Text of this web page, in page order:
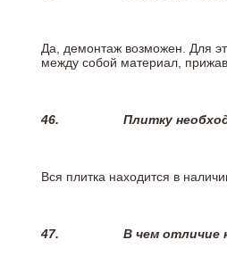
Да, демонтаж возможен. Для
между собой материал,
46. Плитку
Вся плитка находится в
47. В чем отличие